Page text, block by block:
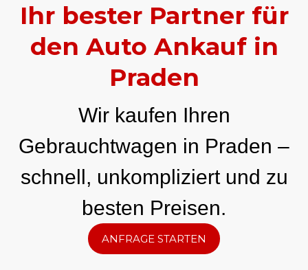
Ihr bester Partner für
den Auto Ankauf in
Praden
Wir kaufen Ihren
Gebrauchtwagen in Praden –
schnell, unkompliziert und zu
besten Preisen.
ANFRAGE STARTEN